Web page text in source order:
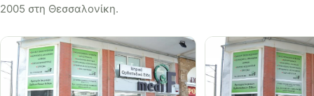
2005 στη Θεσσαλονίκη.